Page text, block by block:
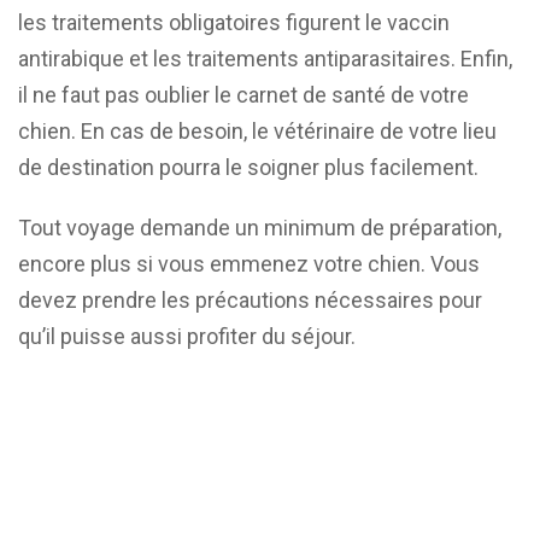
les traitements obligatoires figurent le vaccin
antirabique et les traitements antiparasitaires. Enfin,
il ne faut pas oublier le carnet de santé de votre
chien. En cas de besoin, le vétérinaire de votre lieu
de destination pourra le soigner plus facilement.
Tout voyage demande un minimum de préparation,
encore plus si vous emmenez votre chien. Vous
devez prendre les précautions nécessaires pour
qu’il puisse aussi profiter du séjour.